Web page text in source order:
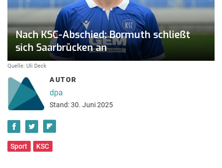
Nach KSC-Abschied: Bormuth schließt
sich Saarbrücken an
Quelle: Uli Deck
AUTOR
dpa
Stand: 30. Juni 2025
Sport KSC